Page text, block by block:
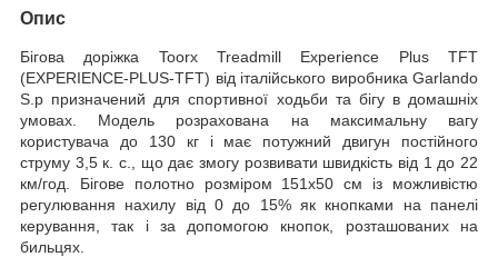
Опис
Бігова доріжка Toorx Treadmill Experience Plus TFT
(EXPERIENCE-PLUS-TFT) від італійського виробника Garlando
S.p призначений для спортивної ходьби та бігу в домашніх
умовах. Модель розрахована на максимальну вагу
користувача до 130 кг і має потужний двигун постійного
струму 3,5 к. с., що дає змогу розвивати швидкість від 1 до 22
км/год. Бігове полотно розміром 151х50 см із можливістю
регулювання нахилу від 0 до 15% як кнопками на панелі
керування, так і за допомогою кнопок, розташованих на
бильцях.